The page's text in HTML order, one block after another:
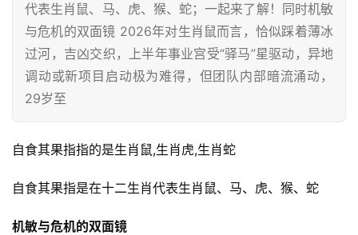
代表生肖鼠、马、虎、猴、蛇；一起来了解！同时机敏
与危机的双面镜 2026年对生肖鼠而言，恰似踩着薄冰
过河，吉凶交织，上半年事业宫受“驿马”星驱动，异地
调动或新项目启动极为难得，但团队内部暗流涌动，
29岁至
自食其果指指的是生肖鼠,生肖虎,生肖蛇
自食其果指是在十二生肖代表生肖鼠、马、虎、猴、蛇
机敏与危机的双面镜